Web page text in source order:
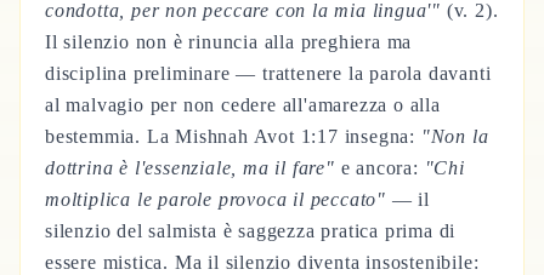
condotta, per non peccare con la mia lingua'" (v. 2).
Il silenzio non è rinuncia alla preghiera ma
disciplina preliminare — trattenere la parola davanti
al malvagio per non cedere all'amarezza o alla
bestemmia. La Mishnah Avot 1:17 insegna: "Non la
dottrina è l'essenziale, ma il fare" e ancora: "Chi
moltiplica le parole provoca il peccato" — il
silenzio del salmista è saggezza pratica prima di
essere mistica. Ma il silenzio diventa insostenibile: